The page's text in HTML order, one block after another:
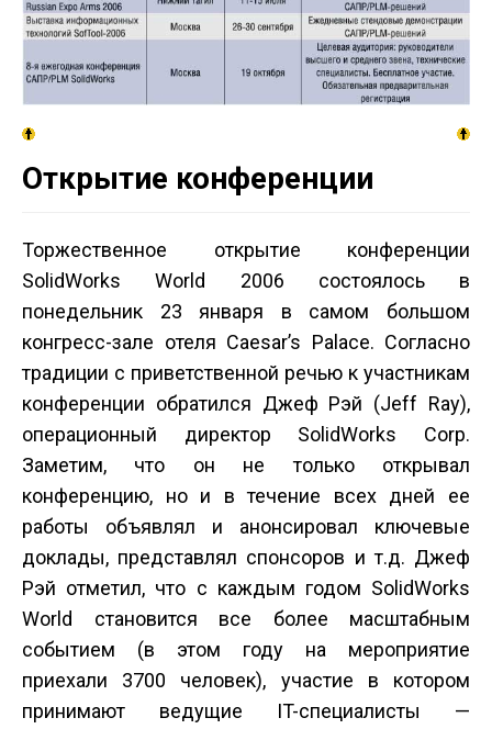
Открытие конференции
Торжественное открытие конференции
SolidWorks World 2006 состоялось в
понедельник 23 января в самом большом
конгресс-зале отеля Caesar’s Palace. Согласно
традиции с приветственной речью к участникам
конференции обратился Джеф Рэй (Jeff Ray),
операционный директор SolidWorks Corp.
Заметим, что он не только открывал
конференцию, но и в течение всех дней ее
работы объявлял и анонсировал ключевые
доклады, представлял спонсоров и т.д. Джеф
Рэй отметил, что с каждым годом SolidWorks
World становится все более масштабным
событием (в этом году на мероприятие
приехали 3700 человек), участие в котором
принимают ведущие IT-специалисты —